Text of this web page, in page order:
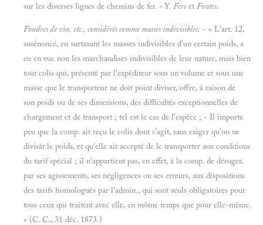
sur les diverses lignes de chemins de fer. - Y. Fers etFontes.
Foudres de vin, etc., considérés comme masses indivisibles. - « L'art. 12,
susénoncé, en surtaxant les masses indivisibles d'un certain poids, a
eu en vue non les marchandises indivisibles de leur nature, mais bien
tout colis qui, présenté par l'expéditeur sous un volume et sous une
masse que le transporteur ne doit point diviser, offre, à raison de
son poids ou de ses dimensions, des difficultés exceptionnelles de
chargement et de transport ; tel est le cas de l'espèce ; - Il importe
peu que la comp. ait reçu le colis dont s'agit, sans exiger qu'on ne
divisât le poids, et qu'elle ait accepté de le transporter aux conditions
du tarif spécial ; il n'appartient pas, en effet, à la comp. de déroger,
par ses agissements, ses négligences ou ses erreurs, aux dispositions
des tarifs homologués par l'admin., qui sont seuls obligatoires pour
tous ceux qui traitent avec elle, en môme temps que pour elle-même.
» (C. C., 31 déc. 1873.)